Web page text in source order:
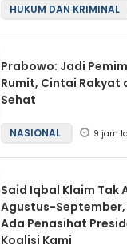
HUKUM DAN KRIMINAL
Prabowo: Jadi
Rumit, Cintai Rakyat
Sehat
NASIONAL 9 jam
Said Iqbal Klaim Tak
Agustus-September,
Ada Penasihat
Koalisi Kami